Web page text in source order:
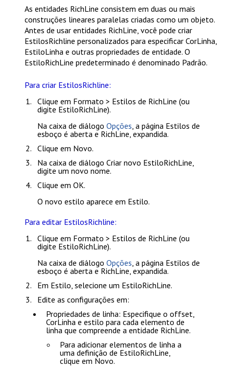
As entidades RichLine consistem em duas ou mais
construções lineares paralelas criadas como um objeto.
Antes de usar entidades RichLine, você pode criar
EstilosRichline personalizados para especificar CorLinha,
EstiloLinha e outras propriedades de entidade. O
EstiloRichLine predeterminado é denominado Padrão.
Para criar EstilosRichline:
Clique em Formato > Estilos de RichLine (ou
digite EstiloRichLine).
Na caixa de diálogoOpções , a página Estilos de
esboço é aberta e RichLine , expandida.
Clique em Novo.
Na caixa de diálogoCriar novo EstiloRichLine
digite um novo nome.
Clique emOK.
O novo estilo aparece em Estilo.
Para editar EstilosRichline:
Clique em Formato > Estilos de RichLine (ou
digite EstiloRichLine).
Na caixa de diálogoOpções , a página Estilos de
esboço é aberta e RichLine , expandida.
Em Estilo , selecione um EstiloRichLine.
Edite as configurações em:
Propriedades de linha: Especifique o offset,
CorLinha e estilo para cada elemento de
linha que compreende a entidade RichLine.
Para adicionar elementos de linha a
uma definição de EstiloRichLine,
clique em Novo.